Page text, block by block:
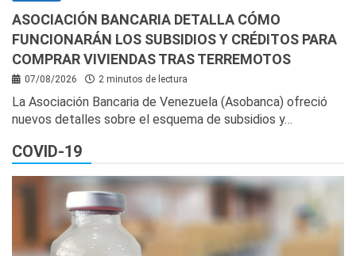
ASOCIACIÓN BANCARIA DETALLA CÓMO
FUNCIONARÁN LOS SUBSIDIOS Y CRÉDITOS PARA
COMPRAR VIVIENDAS TRAS TERREMOTOS
07/08/2026 2 minutos de lectura
La Asociación Bancaria de Venezuela (Asobanca) ofreció
nuevos detalles sobre el esquema de subsidios y…
COVID-19